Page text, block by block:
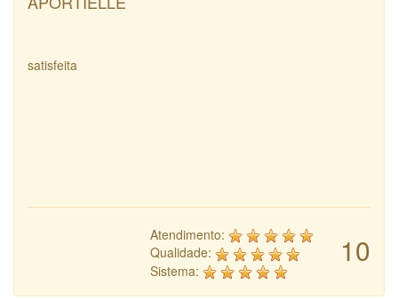
satisfeita
10
Atendimento:
Qualidade:
Sistema: